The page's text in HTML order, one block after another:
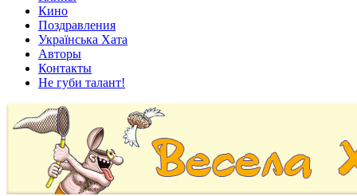
Кино
Поздравления
Українська Хата
Авторы
Контакты
Не губи талант!